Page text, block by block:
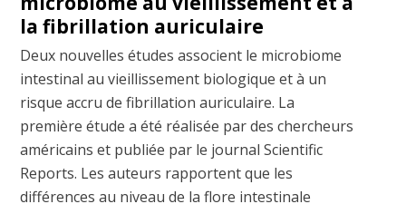
la fibrillation auriculaire
Deux nouvelles études associent le microbiome
intestinal au vieillissement biologique et à un
risque accru de fibrillation auriculaire. La
première étude a été réalisée par des chercheurs
américains et publiée par le journal Scientific
Reports. Les auteurs rapportent que les
différences au niveau de la flore intestinale